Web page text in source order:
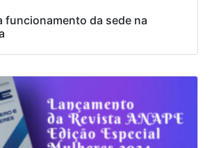
funcionamento da sede na